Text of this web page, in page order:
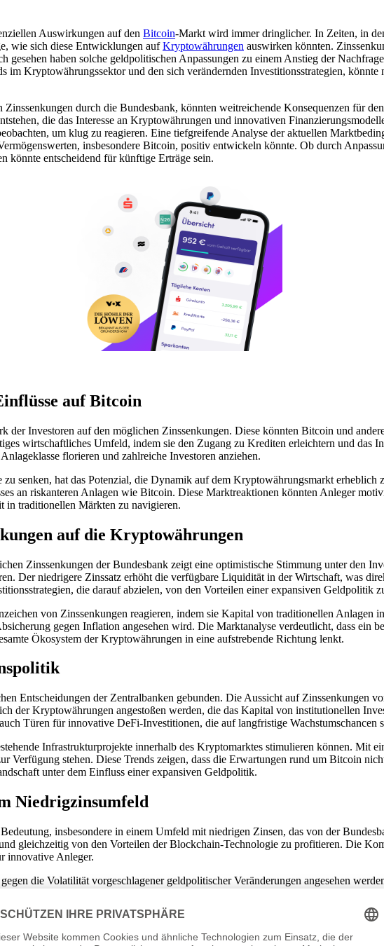
Auswirkungen auf den Bitcoin-Markt wird immer dringlicher. In Zeiten, in
wie sich diese Entwicklungen aufKryptowährungen auswirken könnten.
gesehen haben solche geldpolitischen Anpassungen zu einem Anstieg der
im Kryptowährungssektor und den sich verändernden Investitionsstrategien,
durch die Bundesbank, könnten weitreichende Konsequenzen für
die das Interesse an Kryptowährungen und innovativen
um klug zu reagieren. Eine tiefgreifende Analyse der aktuellen
insbesondere Bitcoin, positiv entwickeln könnte. Ob durch
könnte entscheidend für künftige Erträge sein.
auf Bitcoin
der Investoren auf den möglichen Zinssenkungen. Diese könnten Bitcoin und
wirtschaftliches Umfeld, indem sie den Zugang zu Krediten erleichtern und
florieren und zahlreiche Investoren anziehen.
senken, hat das Potenzial, die Dynamik auf dem Kryptowährungsmarkt erheblich
an riskanteren Anlagen wie Bitcoin. Diese Marktreaktionen könnten Anleger
in traditionellen Märkten zu navigieren.
auf die Kryptowährungen
Zinssenkungen der Bundesbank zeigt eine optimistische Stimmung unter den
Der niedrigere Zinssatz erhöht die verfügbare Liquidität in der Wirtschaft, was
die darauf abzielen, von den Vorteilen einer expansiven Geldpolitik
von Zinssenkungen reagieren, indem sie Kapital von traditionellen Anlagen
gegen Inflation angesehen wird. Die Marktanalyse verdeutlicht, dass ein
Ökosystem der Kryptowährungen in eine aufstrebende Richtung lenkt.
Entscheidungen der Zentralbanken gebunden. Die Aussicht auf Zinssenkungen
der Kryptowährungen angestoßen werden, die das Kapital von institutionellen
Türen für innovative DeFi-Investitionen, die auf langfristige Wachstumschancen
Infrastrukturprojekte innerhalb des Kryptomarktes stimulieren können. Mit
Verfügung stehen. Diese Trends zeigen, dass die Erwartungen rund um Bitcoin
unter dem Einfluss einer expansiven Geldpolitik.
Niedrigzinsumfeld
insbesondere in einem Umfeld mit niedrigen Zinsen, das von der
gleichzeitig von den Vorteilen der Blockchain-Technologie zu profitieren. Die
innovative Anleger.
die Volatilität vorgeschlagener geldpolitischer Veränderungen angesehen
als auch Renditen maximieren können. Der Anstieg von DeFiInvestitionen
größere Vielfalt an Anlagemöglichkeiten geschaffen wird.
Veränderungen